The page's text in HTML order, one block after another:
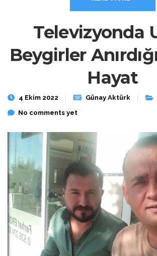
Televizyonda
Beygirler
Hayat
4 Ekim 2022
Günay Aktürk
No comments yet